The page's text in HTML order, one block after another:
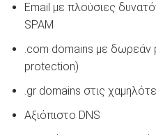
Email με πλούσιες
SPAM
.com domains με δωρεάν
protection)
.gr domains στις
Αξιόπιστο DNS